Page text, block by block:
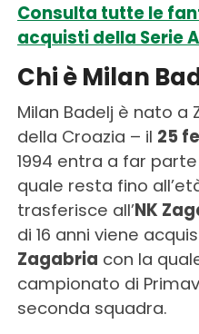
Consulta tutte le
acquisti della Serie A
Chi è Milan
Milan Badelj è nato a
della Croazia – il 25
1994 entra a far
quale resta fino
trasferisce all’NK
di 16 anni viene
Zagabria con la
campionato di
seconda squadra.